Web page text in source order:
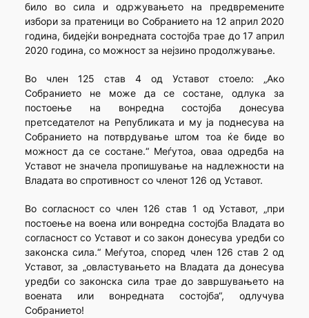
било во сила и одржувањето на предвремените
избори за пратеници во Собранието на 12 април 2020
година, бидејќи вонредната состојба трае до 17 април
2020 година, со можност за нејзино продолжување.
Во член 125 став 4 од Уставот стоело: „Ако
Собранието не може да се состане, одлука за
постоење на вонредна состојба донесува
претседателот на Републиката и му ја поднесува на
Собранието на потврдување штом тоа ќе биде во
можност да се состане.“ Меѓутоа, оваа одредба на
Уставот не значела пропишување на надлежности на
Владата во спротивност со членот 126 од Уставот.
Во согласност со член 126 став 1 од Уставот, „при
постоење на воена или вонредна состојба Владата во
согласност со Уставот и со закон донесува уредби со
законска сила.“ Меѓутоа, според член 126 став 2 од
Уставот, за „овластувањето на Владата да донесува
уредби со законска сила трае до завршувањето на
воената или вонредната состојба“, одлучува
Собранието!